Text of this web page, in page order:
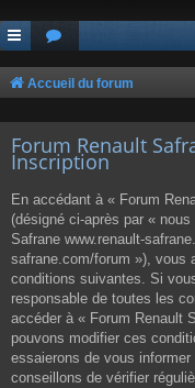
Accueil du forum
Forum Renault
Inscription
En accédant à « Forum
(désigné ci-après par «
Safrane www.renault-
safrane.com/forum »), vous
conditions suivantes. Si
responsable de toutes les
accéder à « Forum Renault
pouvons modifier ces
essaierons de vous
conseillons de vérifier